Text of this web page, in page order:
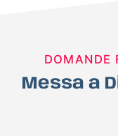
DOMANDE
Messa a